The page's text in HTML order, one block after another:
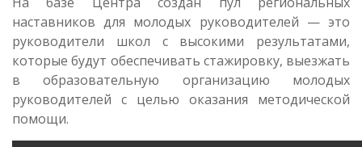
наставников для молодых руководителей — это
руководители школ с высокими результатами,
которые будут обеспечивать стажировку, выезжать
в образовательную организацию молодых
руководителей с целью оказания методической
помощи.